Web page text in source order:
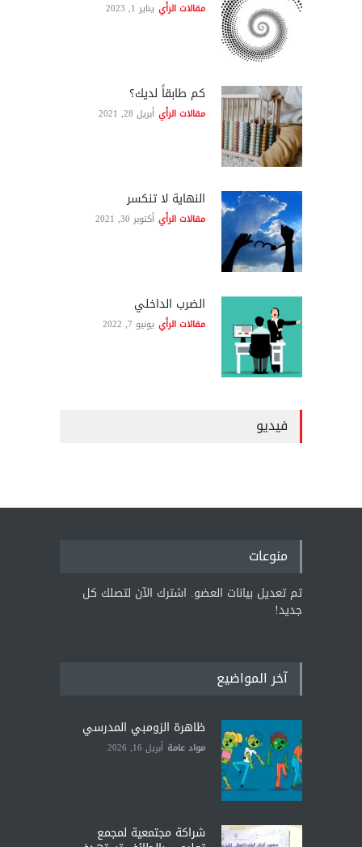
مقالات الرأي يناير 1, 2023
كم طابقاً لديك؟
مقالات الرأي أبريل 28, 2021
النهاية لا تنكسر
مقالات الرأي أكتوبر 30, 2021
الضرب الداخلي
مقالات الرأي يونيو 7, 2022
فيديو
منوعات
تم تعديل بيانات العضو. اشترك الآن لتصلك كل
جديد!
آخر المواضيع
ظاهرة الزومبي المدرسي
مواد عامة أبريل 16, 2026
شراكة مجتمعية لمجمع